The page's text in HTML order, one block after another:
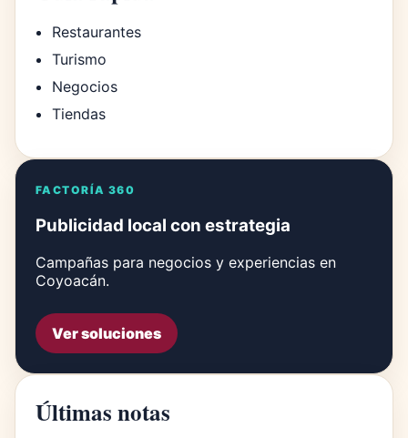
Restaurantes
Turismo
Negocios
Tiendas
FACTORÍA 360
Publicidad local con estrategia
Campañas para negocios y experiencias en
Coyoacán.
Ver soluciones
Últimas notas